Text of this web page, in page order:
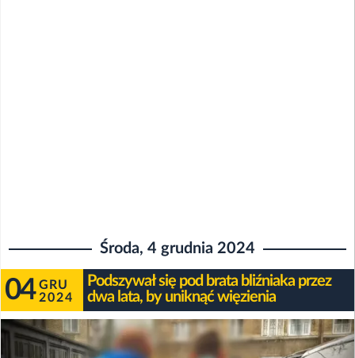
Środa, 4 grudnia 2024
04 GRU
2024
Podszywał się pod brata bliźniaka przez
dwa lata, by uniknąć więzienia